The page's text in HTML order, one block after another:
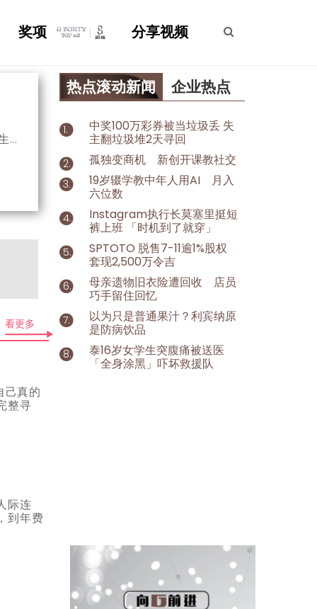
奖项 分享视频
看更多
己真的
整寻
际连
到年费
热点滚动新闻 企业热点
中奖100万彩券被当垃圾丢 失
主翻垃圾堆2天寻回
孤独变商机 新创开课教社交
19岁辍学教中年人用AI 月入
六位数
Instagram执行长莫塞里挺短
裤上班 「时机到了就穿」
SPTOTO 脱售7-11逾1%股权
套现2,500万令吉
母亲遗物旧衣险遭回收 店员
巧手留住回忆
以为只是普通果汁？利宾纳原
是防病饮品
泰16岁女学生突腹痛被送医
「全身涂黑」吓坏救援队